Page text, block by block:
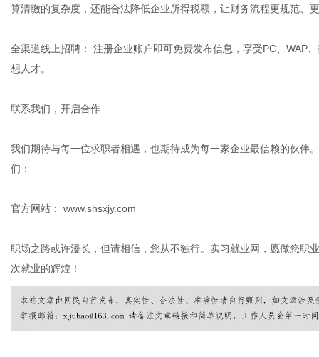
算清缴的复杂度，还能合法降低企业所得税额，让财务流程更规范、
全渠道线上招聘： 注册企业账户即可免费发布信息，享受PC、WAP
想人才。
联系我们，开启合作
我们期待与每一位求职者相遇，也期待成为每一家企业最信赖的伙伴
们：
官方网站： www.shsxjy.com
职场之路或许漫长，但请相信，您从不独行。实习就业网，愿做您职
次就业的辉煌！